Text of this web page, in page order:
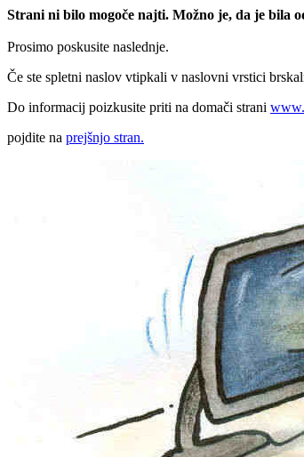
Strani ni bilo mogoče najti. Možno je, da je bila
Prosimo poskusite naslednje.
Če ste spletni naslov vtipkali v naslovni vrstici
Do informacij poizkusite priti na domači strani
pojdite na prejšnjo stran.